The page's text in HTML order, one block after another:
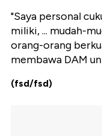
"Saya personal
miliki, ... mudah-
orang-orang
membawa DAM
(fsd/fsd)